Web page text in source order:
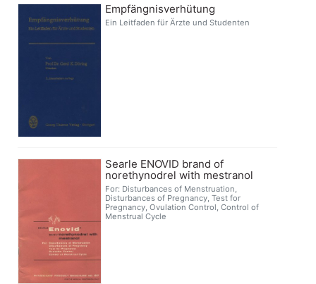
Empfängnisverhütung
Ein Leitfaden für Ärzte und Studenten
Searle ENOVID brand of
norethynodrel with mestranol
For: Disturbances of Menstruation,
Disturbances of Pregnancy, Test for
Pregnancy, Ovulation Control, Control of
Menstrual Cycle